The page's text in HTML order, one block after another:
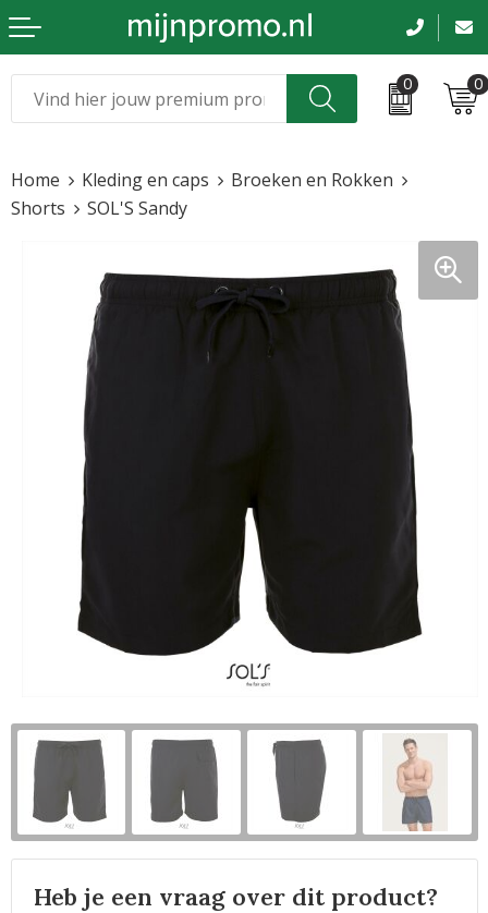
0 0
Kleding & caps
Werkkleding
Tassen en reizen
Beurs en evenementen
Bloemen en planten
Horeca
Sinterklaas
Home Kleding en caps
Broeken en Rokken
Shorts
SOL'S Sandy
Heb je een vraag over dit product?